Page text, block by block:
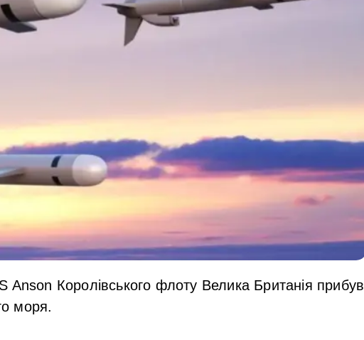
Anson Королівського флоту Велика Британія прибув
моря.